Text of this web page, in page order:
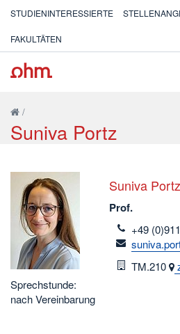
STUDIENINTERESSIERTE
FAKULTÄTEN
/
Suniva Portz
Sprechstunde:
nach Vereinbarung
Suniva Portz
Prof.
telefon
+49
email
Raum
TM.210